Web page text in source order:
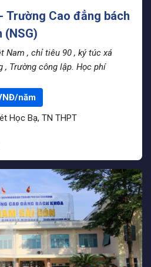
- Trường Cao đẳng bách
(NSG)
Nam , chỉ tiêu 90 , ký túc xá
, Trường công lập. Học phí
năm
Học Bạ, TN THPT